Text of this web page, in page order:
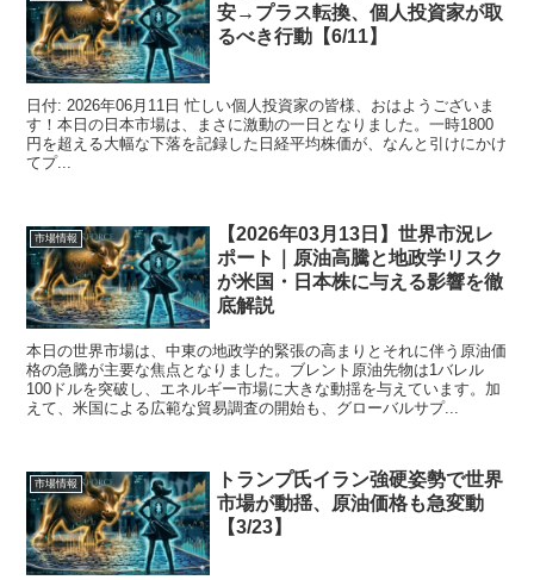
安→プラス転換、個人投資家が取
るべき行動【6/11】
日付: 2026年06月11日 忙しい個人投資家の皆様、おはようございま
す！本日の日本市場は、まさに激動の一日となりました。一時1800
円を超える大幅な下落を記録した日経平均株価が、なんと引けにかけ
てプ...
市場情報
【2026年03月13日】世界市況レ
ポート｜原油高騰と地政学リスク
が米国・日本株に与える影響を徹
底解説
本日の世界市場は、中東の地政学的緊張の高まりとそれに伴う原油価
格の急騰が主要な焦点となりました。ブレント原油先物は1バレル
100ドルを突破し、エネルギー市場に大きな動揺を与えています。加
えて、米国による広範な貿易調査の開始も、グローバルサプ...
市場情報
トランプ氏イラン強硬姿勢で世界
市場が動揺、原油価格も急変動
【3/23】